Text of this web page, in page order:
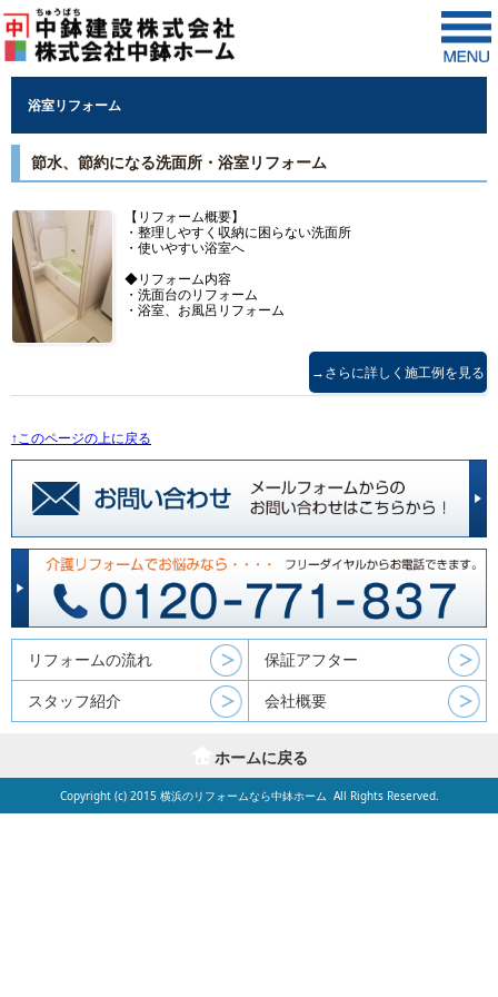
浴室リフォーム
節水、節約になる洗面所・浴室リフォーム
【リフォーム概要】
・整理しやすく収納に困らない洗面所
・使いやすい浴室へ
◆リフォーム内容
・洗面台のリフォーム
・浴室、お風呂リフォーム
→さらに詳しく施工例を見る
↑このページの上に戻る
リフォームの流れ
保証アフター
スタッフ紹介
会社概要
ホームに戻る
Copyright (c) 2015 横浜のリフォームなら中鉢ホーム All Rights Reserved.